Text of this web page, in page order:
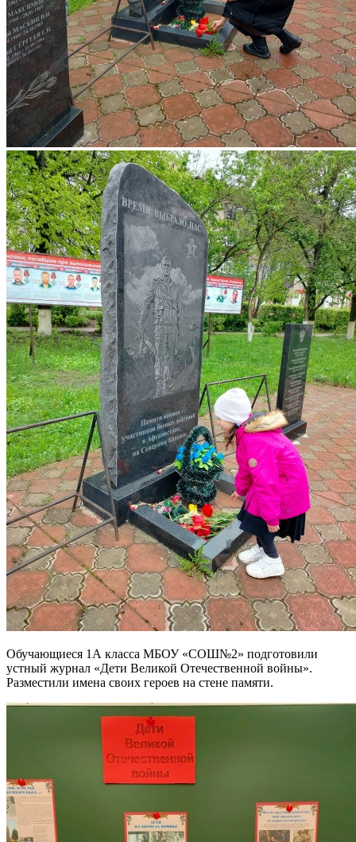
Обучающиеся 1А класса МБОУ «СОШ№2» подготовили
устный журнал «Дети Великой Отечественной войны».
Разместили имена своих героев на стене памяти.